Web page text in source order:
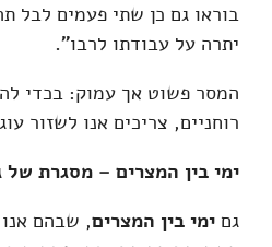
בוראו גם כן שתי פעמים לבל
יתרה על עבודתו לרבו".
המסר פשוט אך עמוק: בכדי
רוחניים, צריכים אנו לשזור
ימי בין המצרים – מסגרת של
גם ימי בין המצרים, שבהם